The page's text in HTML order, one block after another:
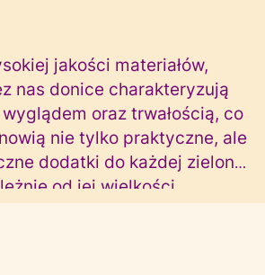
jakości materiałów,
nas donice charakteryzują
oraz trwałością, co
nie tylko praktyczne, ale
dodatki do każdej zielonej
od jej wielkości.